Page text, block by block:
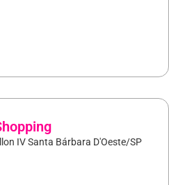
IV Santa Bárbara D'Oeste/SP